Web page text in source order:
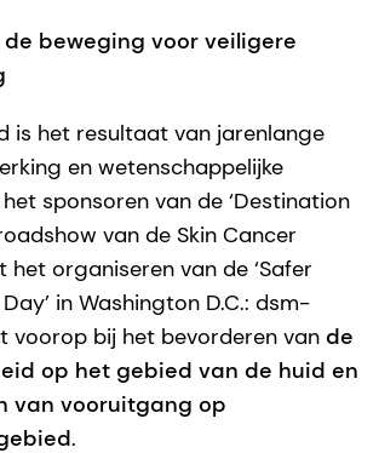
de beweging voor veiligere
is het resultaat van jarenlange
en wetenschappelijke
sponsoren van de ‘Destination
van de Skin Cancer
organiseren van de ‘Safer
in Washington D.C.: dsm-
voorop bij het bevorderen van de
op het gebied van de huid en
van vooruitgang op
.